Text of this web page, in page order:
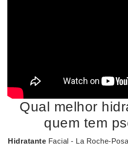
Qual melhor
quem tem
Hidratante Facial - La Roche-